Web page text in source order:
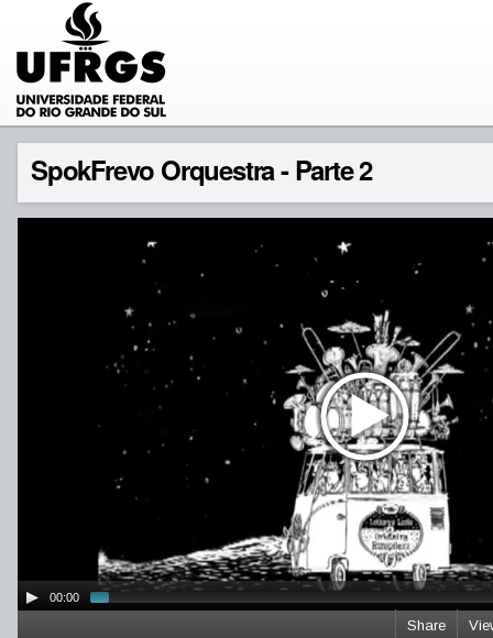
SpokFrevo Orquestra - Parte 2
00:00
Share